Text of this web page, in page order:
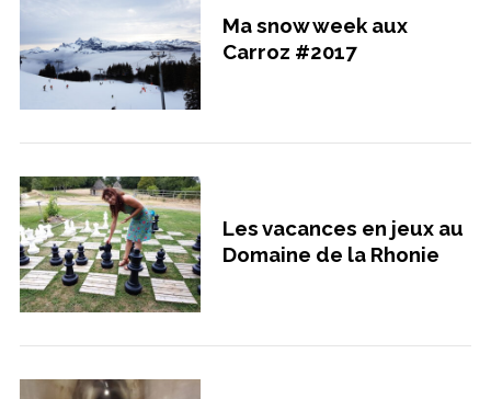
Ma snow week aux
Carroz #2017
Les vacances en jeux au
Domaine de la Rhonie